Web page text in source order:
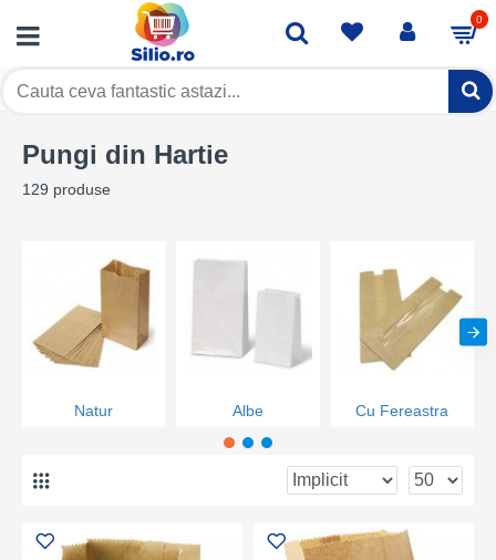
0
Pungi din Hartie
Pungi din Hartie
129 produse
Natur Albe Cu Fereastra